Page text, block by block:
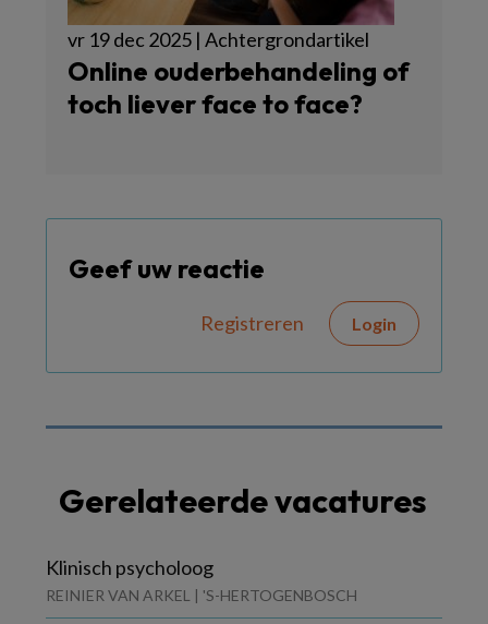
vr 19 dec 2025 | Achtergrondartikel
Online ouderbehandeling of
toch liever face to face?
Geef uw reactie
Registreren Login
Gerelateerde vacatures
Klinisch psycholoog
REINIER VAN ARKEL | 'S-HERTOGENBOSCH